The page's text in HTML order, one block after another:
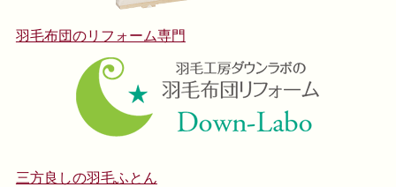
羽毛布団のリフォーム専門
三方良しの羽毛ふとん